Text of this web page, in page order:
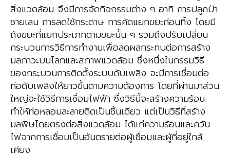
สิ่งแวดล้อม จึงมีการจัดกิจกรรมต่าง ๆ อาทิ การปลูกป่า
ชายเลน การลดใช้กระดาษ การคัดแยกขยะก่อนทิ้ง โดยมี
ถังขยะที่แยกประเภทตามขยะนั้น ๆ รวมถึงปรับเปลี่ยน
กระบวนการวิธีการทำงานเพื่อลดผลกระทบต่อการสร้าง
มลภาวะบนโลกและสภาพแวดล้อม ซึ่งหนึ่งในกรรมวิธี
ของกระบวนการติดตั้งระบบดับเพลิง จะมีการเชื่อมต่อ
ท่อดับเพลิงให้ยาวขึ้นตามความต้องการ โดยที่ผ่านมาส่วน
ใหญ่จะใช้วิธีการเชื่อมไฟฟ้า ซึ่งวิธีนี้จะสร้างความร้อน
ทำให้ท่อหลอมละลายติดเป็นชิ้นเดียว แต่เป็นวิธีที่สร้าง
มลพิษโดยตรงต่อสิ่งแวดล้อม ได้แก่ความร้อนและควัน
ไฟจากการเชื่อมเป็นอันตรายต่อผู้เชื่อมและผู้ที่อยู่ใกล้
เคียง